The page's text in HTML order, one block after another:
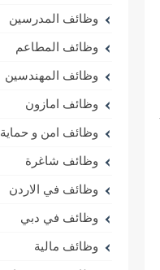
وظائف المدرسين
وظائف المطاعم
وظائف المهندسين
وظائف امازون
وظائف امن و حماية
وظائف شاغرة
وظائف في الاردن
وظائف في دبي
وظائف مالية